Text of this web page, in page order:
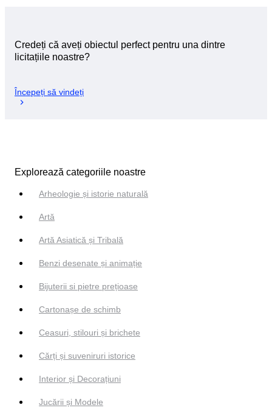
Credeți că aveți obiectul perfect pentru una dintre
licitațiile noastre?
Începeți să vindeți
Explorează categoriile noastre
Arheologie și istorie naturală
Artă
Artă Asiatică și Tribală
Benzi desenate și animație
Bijuterii si pietre prețioase
Cartonașe de schimb
Ceasuri, stilouri și brichete
Cărți și suveniruri istorice
Interior și Decorațiuni
Jucării și Modele